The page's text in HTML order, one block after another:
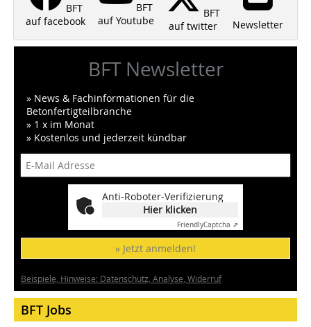
BFT
auf facebook
BFT
auf Youtube
BFT
auf twitter
Newsletter
BFT Newsletter
» News & Fachinformationen für die
Betonfertigteilbranche
» 1 x im Monat
» Kostenlos und jederzeit kündbar
Anti-Roboter-Verifizierung
Hier klicken
FriendlyCaptcha ⇗
» Jetzt anmelden!
Beispiele, Hinweise: Datenschutz, Analyse, Widerruf
BFT Jobs